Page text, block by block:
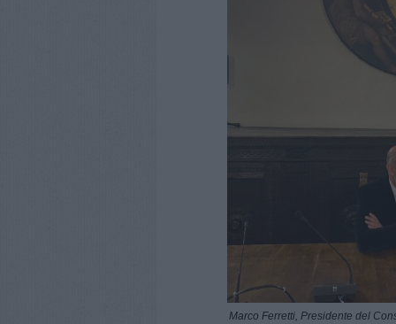
Marco Ferretti, Presidente del